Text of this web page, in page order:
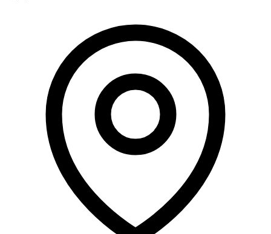
Хмельницька область
Черкаська область
Чернівецька область
Чернігівська область
Особи відповідальні за контактування з
питань укладення договорів
Вивчаємо жестову мову
Дитяча сторінка
Новини про жестову мову
Ресурс для вивчення жестових мов різних країн
ЦУЖМ
Проєкт "Жестова мова для поліцейських"
Про шахрайські схеми
ВІКТОРИНА
На допомогу військовим
Медична термінологія жестовою мовою